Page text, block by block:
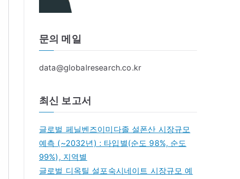
문의 메일
data@globalresearch.co.kr
최신 보고서
글로벌 페닐벤즈이미다졸 설폰산 시장규모
예측 (~2032년) : 타입별(순도 98%, 순도
99%), 지역별
글로벌 디옥틸 설포숙시네이트 시장규모 예